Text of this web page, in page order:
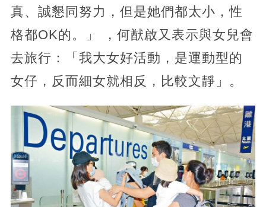
真、誠懇同努力，但是她們都太小，性
格都OK的。」 ，何猷啟又表示與女兒會
去旅行：「我大女好活動，是運動型的
女仔，反而細女就相反，比較文靜」。